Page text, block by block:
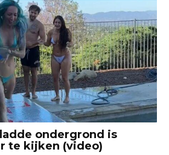
ondergrond is
te kijken (video)